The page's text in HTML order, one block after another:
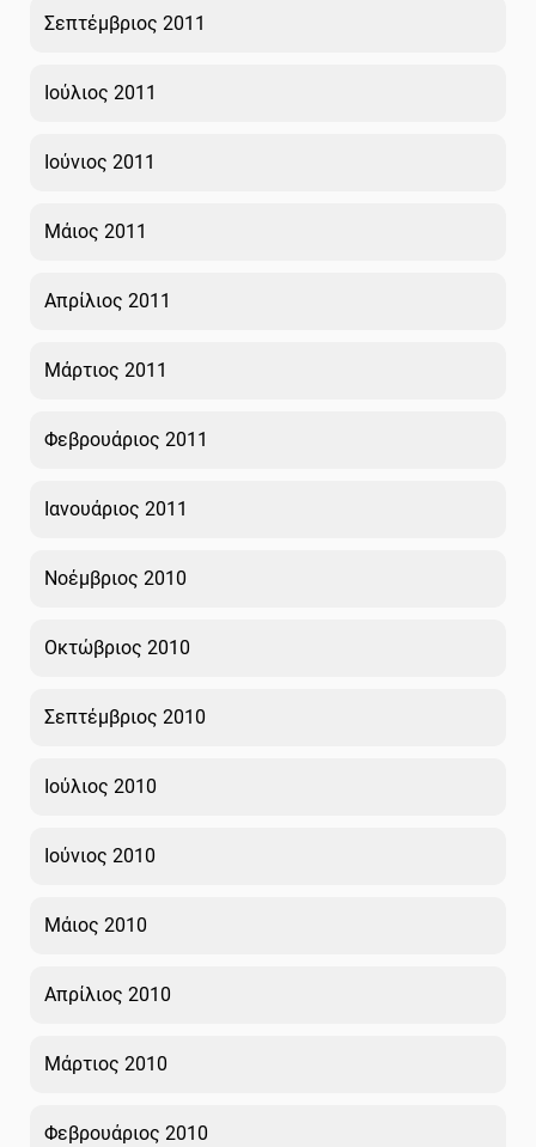
Σεπτέμβριος 2011
Ιούλιος 2011
Ιούνιος 2011
Μάιος 2011
Απρίλιος 2011
Μάρτιος 2011
Φεβρουάριος 2011
Ιανουάριος 2011
Νοέμβριος 2010
Οκτώβριος 2010
Σεπτέμβριος 2010
Ιούλιος 2010
Ιούνιος 2010
Μάιος 2010
Απρίλιος 2010
Μάρτιος 2010
Φεβρουάριος 2010